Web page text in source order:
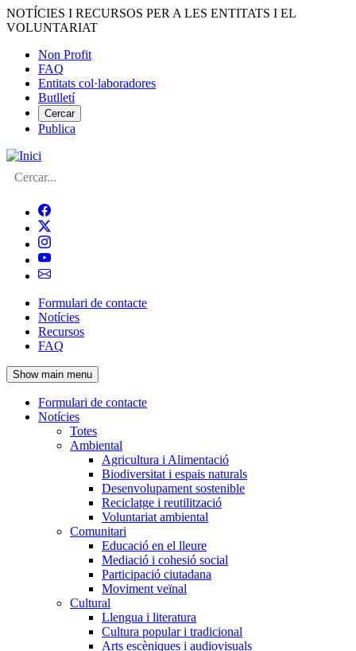
Vés
al
NOTÍCIES I RECURSOS PER A LES ENTITATS I EL
VOLUNTARIAT
Menú
del
compte
d'usuari
Non Profit
FAQ
Entitats col·laboradores
Butlletí
Cercar
Publica
Cerca
Navegació
principal
de
l'encapçalament
Formulari de contacte
Notícies
Recursos
FAQ
Show main menu
Navegació
principal
Formulari de contacte
Notícies
Totes
Ambiental
Agricultura i Alimentació
Biodiversitat i espais naturals
Desenvolupament sostenible
Reciclatge i reutilització
Voluntariat ambiental
Comunitari
Educació en el lleure
Mediació i cohesió social
Participació ciutadana
Moviment veïnal
Cultural
Llengua i literatura
Cultura popular i tradicional
Arts escèniques i audiovisuals